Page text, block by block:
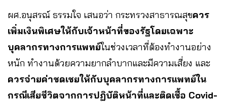
ผศ.อนุสรณ์ ธรรมใจ เสนอว่า กระทรวงสาธารณสุขควร
เพิ่มเงินพิเศษให้กับเจ้าหน้าที่ของรัฐโดยเฉพาะ
บุคลากรทางการแพทย์ในช่วงเวลาที่ต้องทำงานอย่าง
หนัก ทำงานด้วยความยากลำบากและมีความเสี่ยง และ
ควรจ่ายค่าชดเชยให้กับบุคลากรทางการแพทย์ใน
กรณีเสียชีวิตจากการปฏิบัติหน้าที่และติดเชื้อ Covid-